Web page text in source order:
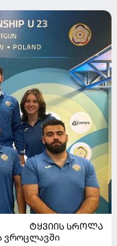
ᲢᲧᲕᲘᲘᲡ ᲡᲠᲝᲚᲐ
ვროცლავში